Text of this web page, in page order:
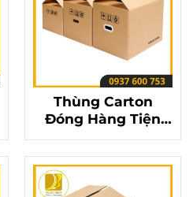
Thùng Carton
Đóng Hàng Tiện
Dụng – Giải Pháp
Đóng Gói Nhanh
Chóng Và An Toàn